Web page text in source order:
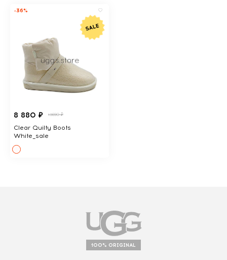
-36%
8 880 ₽ 13690 ₽
Clear Quilty Boots
White_sale
100% ORIGINAL